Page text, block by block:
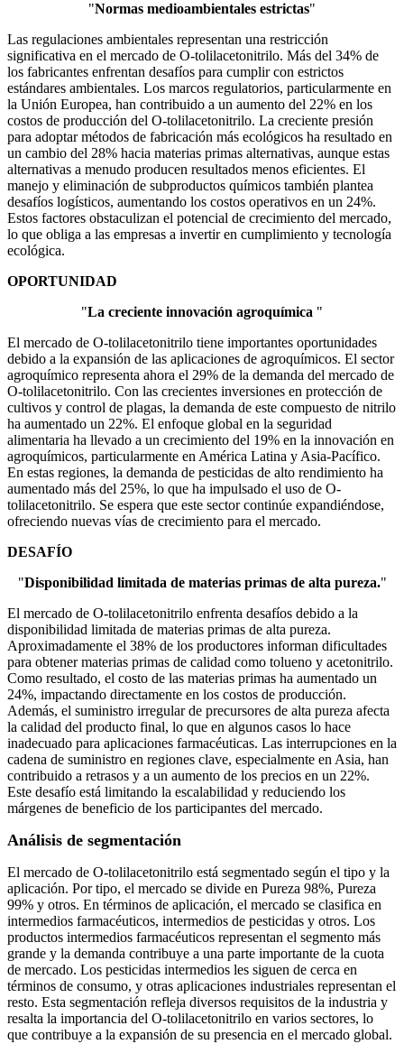
"Normas medioambientales estrictas"
Las regulaciones ambientales representan una restricción
significativa en el mercado de O-tolilacetonitrilo. Más del 34% de
los fabricantes enfrentan desafíos para cumplir con estrictos
estándares ambientales. Los marcos regulatorios, particularmente en
la Unión Europea, han contribuido a un aumento del 22% en los
costos de producción del O-tolilacetonitrilo. La creciente presión
para adoptar métodos de fabricación más ecológicos ha resultado en
un cambio del 28% hacia materias primas alternativas, aunque estas
alternativas a menudo producen resultados menos eficientes. El
manejo y eliminación de subproductos químicos también plantea
desafíos logísticos, aumentando los costos operativos en un 24%.
Estos factores obstaculizan el potencial de crecimiento del mercado,
lo que obliga a las empresas a invertir en cumplimiento y tecnología
ecológica.
OPORTUNIDAD
"La creciente innovación agroquímica "
El mercado de O-tolilacetonitrilo tiene importantes oportunidades
debido a la expansión de las aplicaciones de agroquímicos. El sector
agroquímico representa ahora el 29% de la demanda del mercado de
O-tolilacetonitrilo. Con las crecientes inversiones en protección de
cultivos y control de plagas, la demanda de este compuesto de nitrilo
ha aumentado un 22%. El enfoque global en la seguridad
alimentaria ha llevado a un crecimiento del 19% en la innovación en
agroquímicos, particularmente en América Latina y Asia-Pacífico.
En estas regiones, la demanda de pesticidas de alto rendimiento ha
aumentado más del 25%, lo que ha impulsado el uso de O-
tolilacetonitrilo. Se espera que este sector continúe expandiéndose,
ofreciendo nuevas vías de crecimiento para el mercado.
DESAFÍO
"Disponibilidad limitada de materias primas de alta pureza."
El mercado de O-tolilacetonitrilo enfrenta desafíos debido a la
disponibilidad limitada de materias primas de alta pureza.
Aproximadamente el 38% de los productores informan dificultades
para obtener materias primas de calidad como tolueno y acetonitrilo.
Como resultado, el costo de las materias primas ha aumentado un
24%, impactando directamente en los costos de producción.
Además, el suministro irregular de precursores de alta pureza afecta
la calidad del producto final, lo que en algunos casos lo hace
inadecuado para aplicaciones farmacéuticas. Las interrupciones en la
cadena de suministro en regiones clave, especialmente en Asia, han
contribuido a retrasos y a un aumento de los precios en un 22%.
Este desafío está limitando la escalabilidad y reduciendo los
márgenes de beneficio de los participantes del mercado.
Análisis de segmentación
El mercado de O-tolilacetonitrilo está segmentado según el tipo y la
aplicación. Por tipo, el mercado se divide en Pureza 98%, Pureza
99% y otros. En términos de aplicación, el mercado se clasifica en
intermedios farmacéuticos, intermedios de pesticidas y otros. Los
productos intermedios farmacéuticos representan el segmento más
grande y la demanda contribuye a una parte importante de la cuota
de mercado. Los pesticidas intermedios les siguen de cerca en
términos de consumo, y otras aplicaciones industriales representan el
resto. Esta segmentación refleja diversos requisitos de la industria y
resalta la importancia del O-tolilacetonitrilo en varios sectores, lo
que contribuye a la expansión de su presencia en el mercado global.